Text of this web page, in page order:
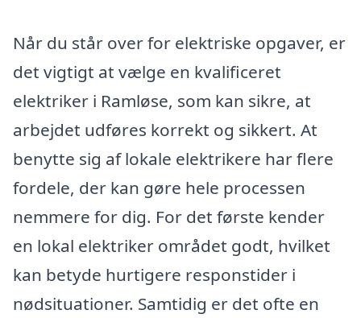
Når du står over for elektriske opgaver, er
det vigtigt at vælge en kvalificeret
elektriker i Ramløse, som kan sikre, at
arbejdet udføres korrekt og sikkert. At
benytte sig af lokale elektrikere har flere
fordele, der kan gøre hele processen
nemmere for dig. For det første kender
en lokal elektriker området godt, hvilket
kan betyde hurtigere responstider i
nødsituationer. Samtidig er det ofte en